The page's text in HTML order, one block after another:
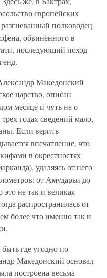
европейских
полководец
обвинённого в
последующий поход
Македонский
царство, описан
месяце и чуть не о
годах сведений мало,
Если верить
впечатление, что
в окрестностях
удаляясь от него
от Амударьи до
не так и великая
распространилась от
более что именно так и
где угодно по
Македонский основал
построена весьма